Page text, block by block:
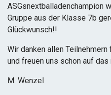
ASGsnextballadenchampion
Gruppe aus der Klasse 7b
Glückwunsch!!
Wir danken allen
und freuen uns schon auf das
M. Wenzel